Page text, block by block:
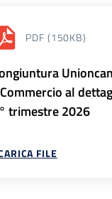
PDF (150KB)
al
trimestre 2026
FILE